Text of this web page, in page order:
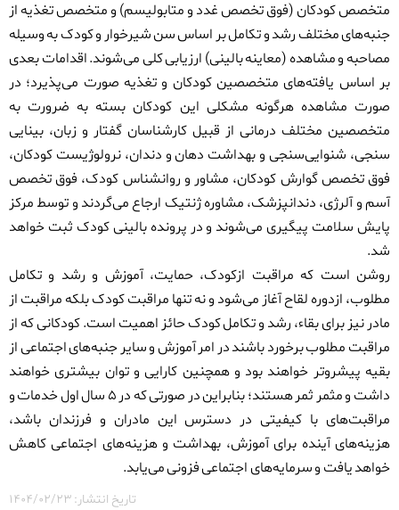
متخصص کودکان (فوق تخصص غدد و متابولیسم) و متخصص تغذیه از
جنبه‌های مختلف رشد و تکامل بر اساس سن شیرخوار و کودک به وسیله
مصاحبه و مشاهده (معاینه بالینی) ارزیابی کلی می‌شوند. اقدامات بعدی
بر اساس یافته‌های متخصصین کودکان و تغذیه صورت می‌پذیرد؛ در
صورت مشاهده هرگونه مشکلی این کودکان بسته به ضرورت به
متخصصین مختلف درمانی از قبیل کارشناسان گفتار و زبان، بینایی
سنجی، شنوایی‌سنجی و بهداشت دهان و دندان، نرولوژیست کودکان،
فوق تخصص گوارش کودکان، مشاور و روانشناس کودک، فوق تخصص
آسم و آلرژی، دندانپزشک، مشاوره ژنتیک ارجاع می‌گردند و توسط مرکز
پایش سلامت پیگیری می‌شوند و در پرونده بالینی کودک ثبت خواهد
شد.
روشن است که مراقبت ازکودک، حمایت، آموزش و رشد و تکامل
مطلوب، ازدوره لقاح آغاز می‌شود و نه تنها مراقبت کودک بلکه مراقبت از
مادر نیز برای بقاء، رشد و تکامل کودک حائز اهمیت است. کودکانی که از
مراقبت مطلوب برخورد باشند در امر آموزش و سایر جنبه‌های اجتماعی از
بقیه پیشرو‌تر خواهند بود و همچنین کارایی و توان بیشتری خواهند
داشت و مثمر ثمر هستند؛ بنابراین در صورتی که در ۵ سال اول خدمات و
مراقبت‌های با کیفیتی در دسترس این مادران و فرزندان باشد،
هزینه‌های آینده برای آموزش، بهداشت و هزینه‌های اجتماعی کاهش
خواهد یافت و سرمایه‌های اجتماعی فزونی می‌یابد.
تاریخ انتشار: ۱۴۰۴/۰۲/۲۳